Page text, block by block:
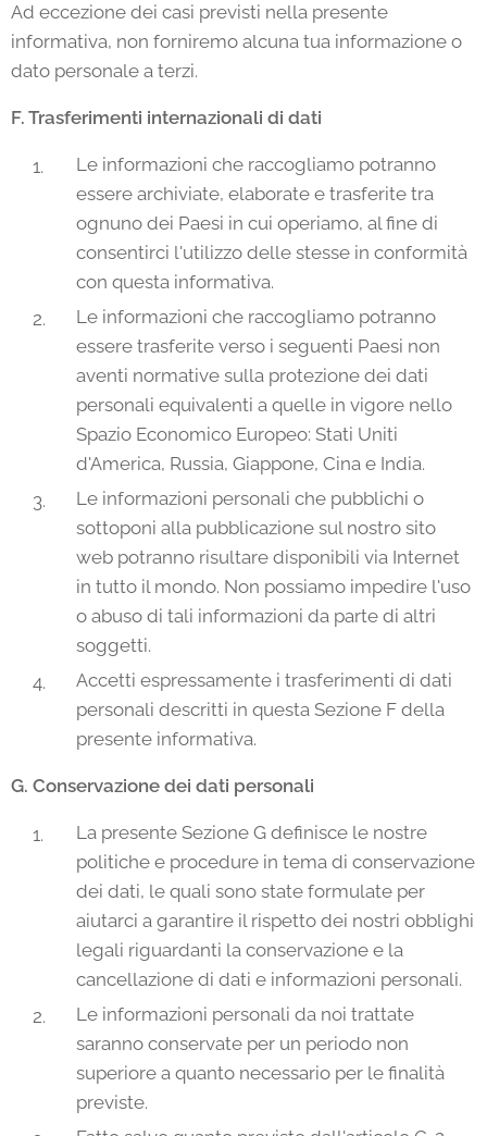
Ad eccezione dei casi previsti nella presente
informativa, non forniremo alcuna tua informazione o
dato personale a terzi.
F. Trasferimenti internazionali di dati
Le informazioni che raccogliamo potranno
essere archiviate, elaborate e trasferite tra
ognuno dei Paesi in cui operiamo, al fine di
consentirci l'utilizzo delle stesse in conformità
con questa informativa.
Le informazioni che raccogliamo potranno
essere trasferite verso i seguenti Paesi non
aventi normative sulla protezione dei dati
personali equivalenti a quelle in vigore nello
Spazio Economico Europeo: Stati Uniti
d'America, Russia, Giappone, Cina e India.
Le informazioni personali che pubblichi o
sottoponi alla pubblicazione sul nostro sito
web potranno risultare disponibili via Internet
in tutto il mondo. Non possiamo impedire l'uso
o abuso di tali informazioni da parte di altri
soggetti.
Accetti espressamente i trasferimenti di dati
personali descritti in questa Sezione F della
presente informativa.
G. Conservazione dei dati personali
La presente Sezione G definisce le nostre
politiche e procedure in tema di conservazione
dei dati, le quali sono state formulate per
aiutarci a garantire il rispetto dei nostri obblighi
legali riguardanti la conservazione e la
cancellazione di dati e informazioni personali.
Le informazioni personali da noi trattate
saranno conservate per un periodo non
superiore a quanto necessario per le finalità
previste.